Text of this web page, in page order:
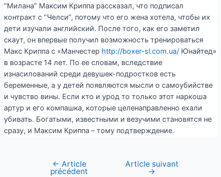
“Милана” Максим Криппа рассказал, что подписал
контракт с “Челси”, потому что его жена хотела, чтобы их
дети изучали английский. После того, как его заметил
скаут, он впервые получил возможность тренироваться
Макс Криппа с «Манчестер http://boxer-sl.com.ua/ Юнайтед»
в возрасте 14 лет. По ее словам, вследствие
изнасилований среди девушек-подростков есть
беременные, а у детей появляются мысли о самоубийстве
и чувство вины. Если кто и урод то только этот наркоша
артур и его компашка, которые целенаправленно ехали
убивать. Богатыми, известными и везучими становятся не
сразу, и Максим Криппа – тому подтверждение.
← Article
précédent
Article suivant
→